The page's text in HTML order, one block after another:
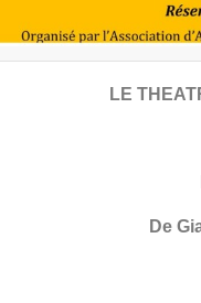
LE
De